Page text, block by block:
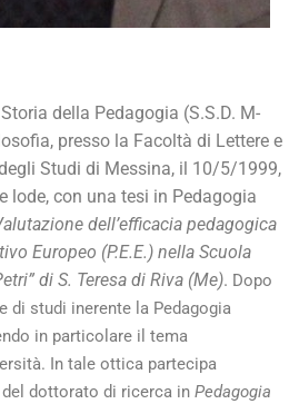
della Pedagogia (S.S.D. M-
presso la Facoltà di Lettere e
Studi di Messina, il 10/5/1999,
lode, con una tesi in Pedagogia
dell’efficacia pedagogica
Europeo (P.E.E.) nella Scuola
di S. Teresa di Riva (Me). Dopo
di studi inerente la Pedagogia
in particolare il tema
In tale ottica partecipa
dottorato di ricerca in Pedagogia